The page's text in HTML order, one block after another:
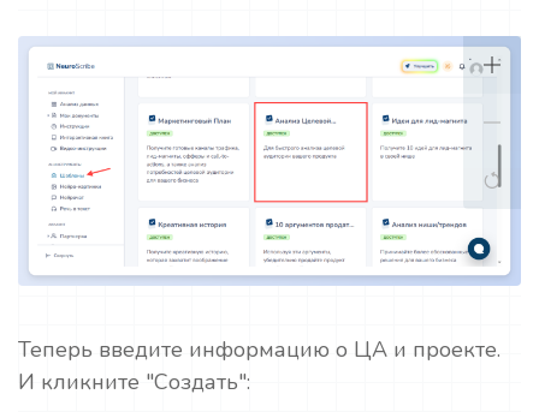
Теперь введите информацию о ЦА и проекте.
И кликните "Создать":